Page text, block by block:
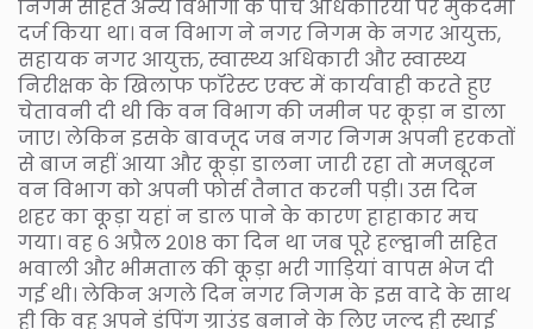
निगम सहित अन्य विभागों के पांच अधिकारियों पर मुकदमा
दर्ज किया था। वन विभाग ने नगर निगम के नगर आयुक्त,
सहायक नगर आयुक्त, स्वास्थ्य अधिकारी और स्वास्थ्य
निरीक्षक के खिलाफ फॉरेस्ट एक्ट में कार्यवाही करते हुए
चेतावनी दी थी कि वन विभाग की जमीन पर कूड़ा न डाला
जाए। लेकिन इसके बावजूद जब नगर निगम अपनी हरकतों
से बाज नहीं आया और कूड़ा डालना जारी रहा तो मजबूरन
वन विभाग को अपनी फोर्स तैनात करनी पड़ी। उस दिन
शहर का कूड़ा यहां न डाल पाने के कारण हाहाकार मच
गया। वह ६ अप्रैल २०१८ का दिन था जब पूरे हल्द्वानी सहित
भवाली और भीमताल की कूड़ा भरी गाड़ियां वापस भेज दी
गई थी। लेकिन अगले दिन नगर निगम के इस वादे के साथ
ही कि वह अपने डंपिंग ग्राउंड बनाने के लिए जल्द ही स्थाई